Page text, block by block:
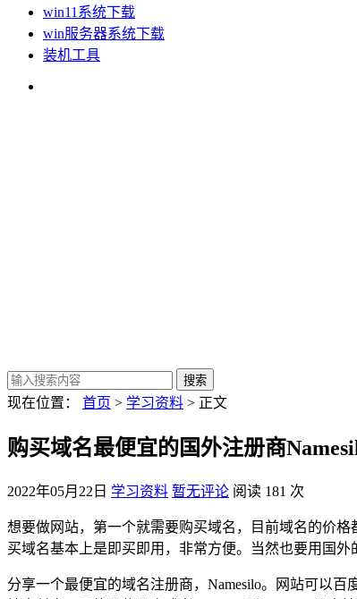
win11系统下载
win服务器系统下载
装机工具
现在位置： 首页 > 学习资料 > 正文
购买域名最便宜的国外注册商
2022年05月22日 学习资料 暂无评论 阅读 181 次
想要做网站，第一个就需要购买域名，目前域名的价
买域名基本上是即买即用，非常方便。当然也要用国外
分享一个最便宜的域名注册商，Namesilo。网站可以百